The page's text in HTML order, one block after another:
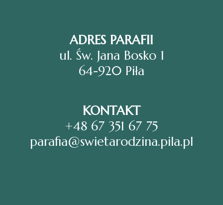
ADRES PARAFII
ul. Św. Jana Bosko 1
64-920 Piła
KONTAKT
+48 67 351 67 75
parafia@swietarodzina.pila.pl